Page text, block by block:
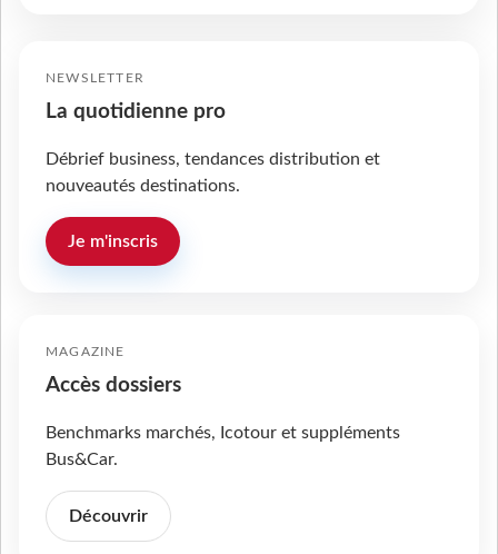
NEWSLETTER
La quotidienne pro
Débrief business, tendances distribution et
nouveautés destinations.
Je m'inscris
MAGAZINE
Accès dossiers
Benchmarks marchés, Icotour et suppléments
Bus&Car.
Découvrir